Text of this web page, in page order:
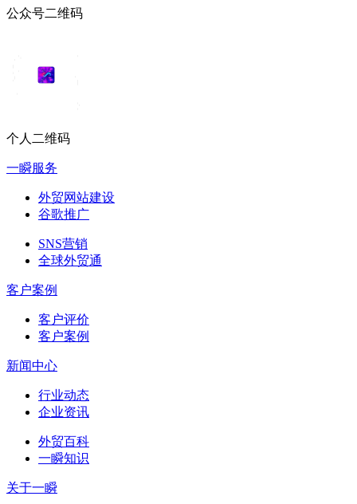
公众号二维码
个人二维码
一瞬服务
外贸网站建设
谷歌推广
SNS营销
全球外贸通
客户案例
客户评价
客户案例
新闻中心
行业动态
企业资讯
外贸百科
一瞬知识
关于一瞬